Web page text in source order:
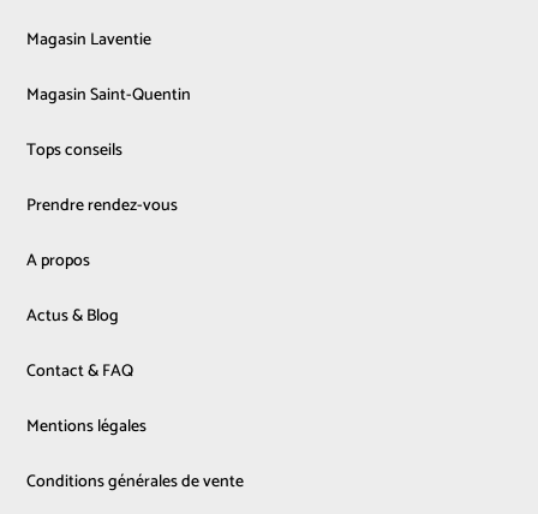
Magasin Laventie
Magasin Saint-Quentin
Tops conseils
Prendre rendez-vous
A propos
Actus & Blog
Contact & FAQ
Mentions légales
Conditions générales de vente